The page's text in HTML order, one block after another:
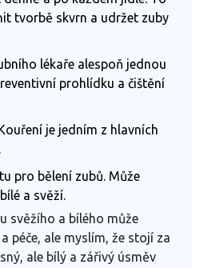
tvorbě skvrn a udržet zuby
lékaře alespoň jednou
prohlídku a čištění
je jedním z hlavních
pro bělení zubů. Může
a svěží.
svěžího a bílého může
péče, ale myslím, že stojí za
ale bílý a zářivý úsměv